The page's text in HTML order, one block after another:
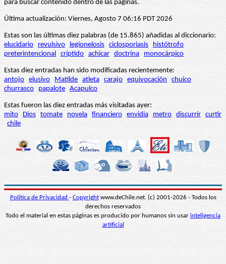
para buscar contenido dentro de las páginas.
Última actualización: Viernes, Agosto 7 06:16 PDT 2026
Estas son las últimas diez palabras (de 15.865) añadidas al diccionario:
elucidario
revulsivo legionelosis ciclosporiasis
histótrofo
preterintencional
críptido achicar doctrina monocárpico
Estas diez entradas han sido modificadas recientemente:
antojo elusivo Matilde atleta carajo equivocación
chuico
churrasco
papalote Acapulco
Estas fueron las diez entradas más visitadas ayer:
mito
Dios tomate novela financiero envidia metro discurrir curtir
chile
Política de Privacidad - Copyrightwww.deChile.net. (c) 2001-2026 - Todos los
derechos reservados
Todo el material en estas páginas es producido por humanos sin usar inteligencia
artificial